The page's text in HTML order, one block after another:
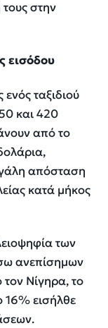
στην
εισόδου
ταξιδιού
και 420
από το
απόσταση
κατά μήκος
των
ανεπίσημων
Νίγηρα, το
16% εισήλθε